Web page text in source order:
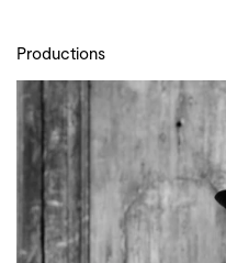
Productions